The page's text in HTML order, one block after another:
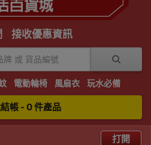
接收優惠資訊
電動輪椅 風扇衣 玩水必備
帳 - 0 件產品
打開